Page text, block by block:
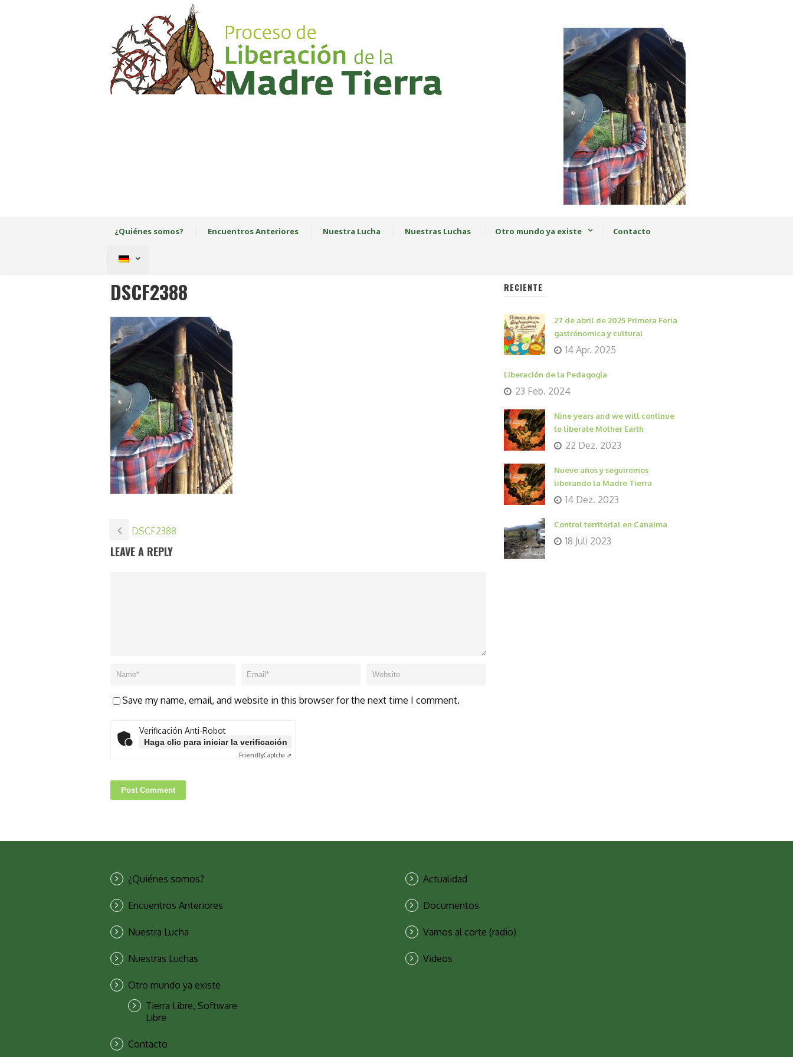
¿Quiénes somos? Encuentros Anteriores Nuestra Lucha Nuestras Luchas Otro mundo ya existe Contacto
DSCF2388
DSCF2388
LEAVE A REPLY
Save my name, email, and website in this browser for the next time I comment.
Verificación Anti-Robot
Haga clic para iniciar la verificación
FriendlyCaptcha ⇗
RECIENTE
27 de abril de 2025 Primera Feria
gastrónomica y cultural
14 Apr. 2025
Liberación de la Pedagogía
23 Feb. 2024
Nine years and we will continue
to liberate Mother Earth
22 Dez. 2023
Nueve años y seguiremos
liberando la Madre Tierra
14 Dez. 2023
Control territorial en Canaima
18 Juli 2023
¿Quiénes somos?
Encuentros Anteriores
Nuestra Lucha
Nuestras Luchas
Otro mundo ya existe
Tierra Libre, Software
Libre
Contacto
Actualidad
Documentos
Vamos al corte (radio)
Videos